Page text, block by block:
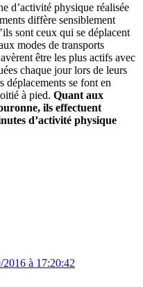
d’activité physique réalisée
diffère sensiblement
sont ceux qui se déplacent
modes de transports
être les plus actifs avec
chaque jour lors de leurs
déplacements se font en
à pied. Quant aux
ils effectuent
d’activité physique
2016 à 17:20:42